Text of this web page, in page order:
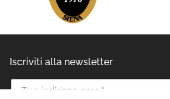
Iscriviti alla newsletter